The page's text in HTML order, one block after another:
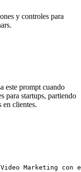
y controles para
este prompt cuando
para startups, partiendo
en clientes.
Marketing con